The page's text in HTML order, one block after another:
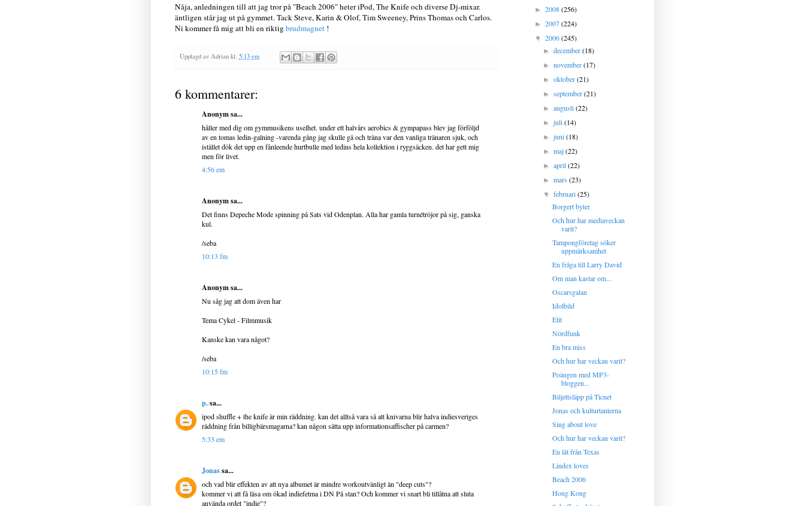
Nåja, anledningen till att jag tror på "Beach 2006" heter iPod, The Knife och diverse Dj-mixar.
äntligen står jag ut på gymmet. Tack Steve, Karin & Olof, Tim Sweeney, Prins Thomas och Carlos.
Ni kommer få mig att bli en riktig brudmagnet !
Upplagd av Adrian kl. 5:13 em
6 kommentarer:
Anonym sa...
håller med dig om gymmusikens uselhet. under ett halvårs aerobics & gympapass blev jag förföljd
av en tomas ledin-galning -varenda gång jag skulle gå och träna var den vanliga tränaren sjuk, och
istället dök det upp en fånleende hurtbulle med ledins hela kollektion i ryggsäcken. det har gett mig
men för livet.
4:56 em
Anonym sa...
Det finns Depeche Mode spinning på Sats vid Odenplan. Alla har gamla turnétröjor på sig, ganska
kul.
/seba
10:13 fm
Anonym sa...
Nu såg jag att dom även har
Tema Cykel - Filmmusik
Kanske kan vara något?
/seba
10:15 fm
p.sa...
ipod shuffle + the knife är min räddning. kan det alltså vara så att knivarna blir halva indiesveriges
räddning från billigbärsmagarna? kan någon sätta upp informationsaffischer på carmen?
5:33 em
Jonassa...
och vad blir effekten av att nya albumet är mindre workoutvänligt än "deep cuts"?
kommer vi att få läsa om ökad indiefetma i DN På stan? Och kommer vi snart bli tillåtna att sluta
använda ordet "indie"?
► 2008(256)
► 2007(224)
▼ 2006(245)
►december(18)
►november(17)
►oktober(21)
►september(21)
►augusti(22)
►juli(14)
►juni(18)
►maj(22)
►april(22)
►mars(23)
▼februari(25)
Borgert byter
Och hur har mediaveckan
varit?
Tampongföretag söker
uppmärksamhet
En fråga till Larry David
Om man kastar om...
Oscarsgalan
Idolbild
Elit
Nördfunk
En bra miss
Och hur har veckan varit?
Poängen med MP3-
bloggen...
Biljettsläpp på Ticnet
Jonas och kulturtanterna
Sing about love
Och hur har veckan varit?
En låt från Texas
Lindex loves
Beach 2006
Hong Kong